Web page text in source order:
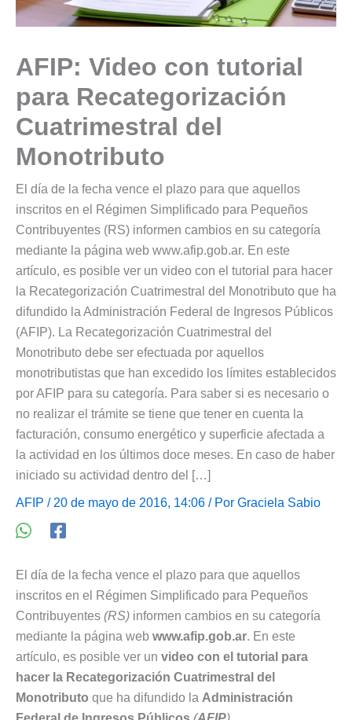
AFIP: Video con tutorial
para Recategorización
Cuatrimestral del
Monotributo
El día de la fecha vence el plazo para que aquellos
inscritos en el Régimen Simplificado para Pequeños
Contribuyentes (RS) informen cambios en su categoría
mediante la página web www.afip.gob.ar. En este
artículo, es posible ver un video con el tutorial para hacer
la Recategorización Cuatrimestral del Monotributo que ha
difundido la Administración Federal de Ingresos Públicos
(AFIP). La Recategorización Cuatrimestral del
Monotributo debe ser efectuada por aquellos
monotributistas que han excedido los límites establecidos
por AFIP para su categoría. Para saber si es necesario o
no realizar el trámite se tiene que tener en cuenta la
facturación, consumo energético y superficie afectada a
la actividad en los últimos doce meses. En caso de haber
iniciado su actividad dentro del […]
AFIP / 20 de mayo de 2016, 14:06 / Por Graciela Sabio
El día de la fecha vence el plazo para que aquellos
inscritos en el Régimen Simplificado para Pequeños
Contribuyentes (RS) informen cambios en su categoría
mediante la página web www.afip.gob.ar. En este
artículo, es posible ver un video con el tutorial para
hacer la Recategorización Cuatrimestral del
Monotributo que ha difundido la Administración